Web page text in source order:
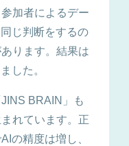
加者によるデー
じ判断をするの
ります。結果は
した。
BRAIN」も
れています。正
の精度は増し、